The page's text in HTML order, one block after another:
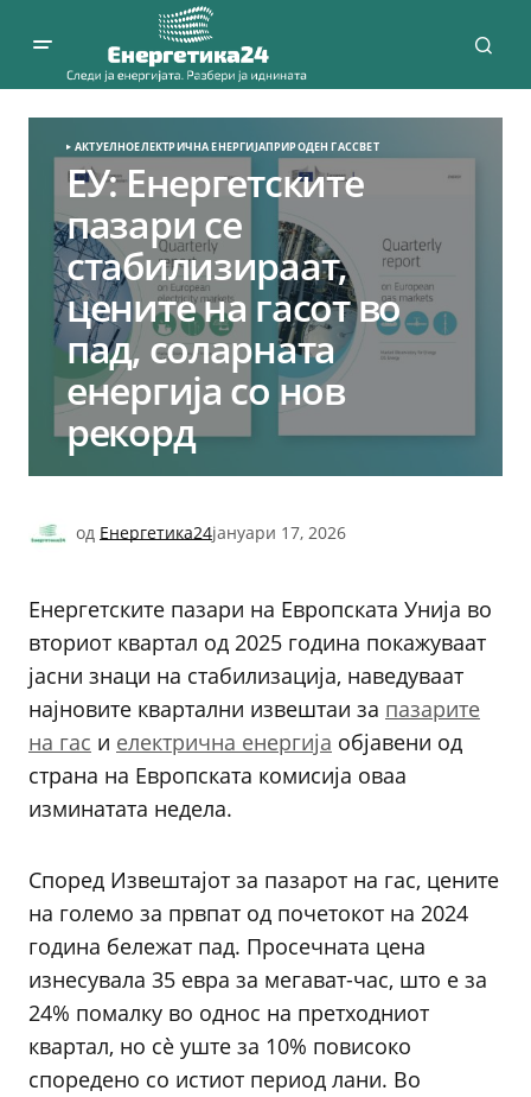
АКТУЕЛНОЕЛЕКТРИЧНА ЕНЕРГИЈАПРИРОДЕН ГАССВЕТ
ЕУ: Енергетските
пазари се
стабилизираат,
цените на гасот во
пад, соларната
енергија со нов
рекорд
од Енергетика24јануари 17, 2026
Енергетските пазари на Европската Унија во
вториот квартал од 2025 година покажуваат
јасни знаци на стабилизација, наведуваат
најновите квартални извештаи за пазарите
на гас и електрична енергија објавени од
страна на Европската комисија оваа
изминатата недела.
Според Извештајот за пазарот на гас, цените
на големо за првпат од почетокот на 2024
година бележат пад. Просечната цена
изнесувала 35 евра за мегават-час, што е за
24% помалку во однос на претходниот
квартал, но сè уште за 10% повисоко
споредено со истиот период лани. Во